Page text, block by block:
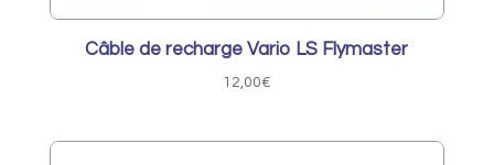
Câble de recharge Vario LS Flymaster
12,00€